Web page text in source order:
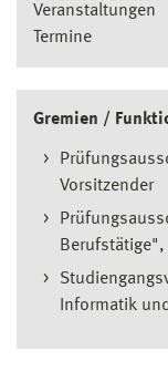
Veranstaltungen
Termine
Gremien /
Vorsitzender
Informatik